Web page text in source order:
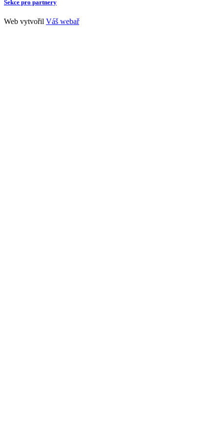
Sekce pro partnery
Web vytvořil Váš webař